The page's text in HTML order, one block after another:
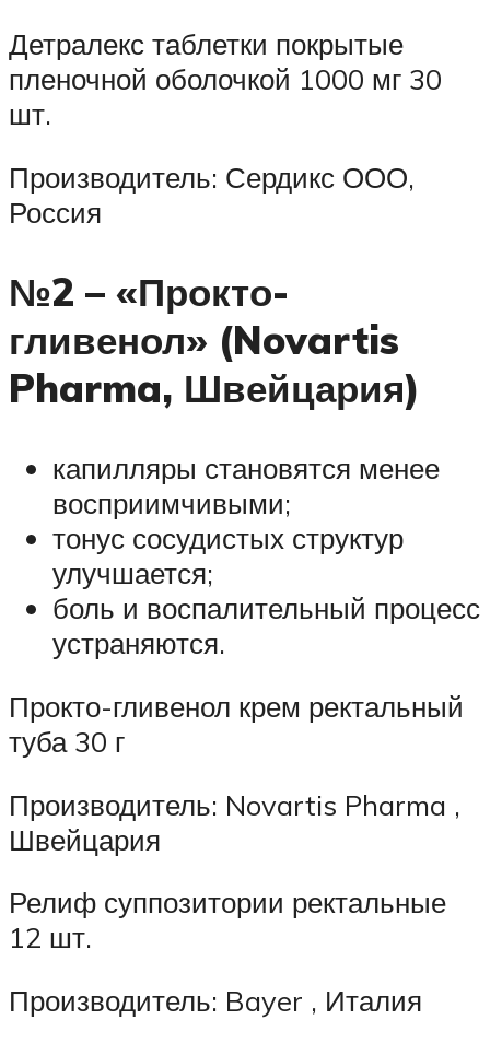
Детралекс таблетки покрытые
пленочной оболочкой 1000 мг 30
шт.
Производитель: Сердикс ООО,
Россия
№2 – «Прокто-
гливенол» (Novartis
Pharma, Швейцария)
капилляры становятся менее
восприимчивыми;
тонус сосудистых структур
улучшается;
боль и воспалительный процесс
устраняются.
Прокто-гливенол крем ректальный
туба 30 г
Производитель: Novartis Pharma ,
Швейцария
Релиф суппозитории ректальные
12 шт.
Производитель: Bayer , Италия